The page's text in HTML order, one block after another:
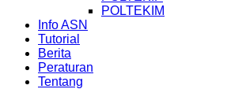
POLTEKIM
Info ASN
Tutorial
Berita
Peraturan
Tentang